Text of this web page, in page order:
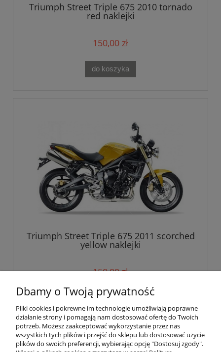
Triumph Street Triple 675 2010 tornado
red naklejki
150,00 zł
do koszyka
Triumph Street Triple 675 2011 scorched
yellow naklejki
150,00 zł
do koszyka
Pomoc
Dbamy o Twoją prywatność
Pliki cookies i pokrewne im technologie umożliwiają poprawne
działanie strony i pomagają nam dostosować ofertę do Twoich
potrzeb. Możesz zaakceptować wykorzystanie przez nas
wszystkich tych plików i przejść do sklepu lub dostosować użycie
plików do swoich preferencji, wybierając opcję "Dostosuj zgody".